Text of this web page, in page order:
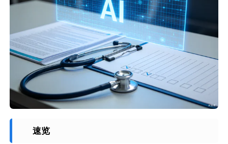
速览